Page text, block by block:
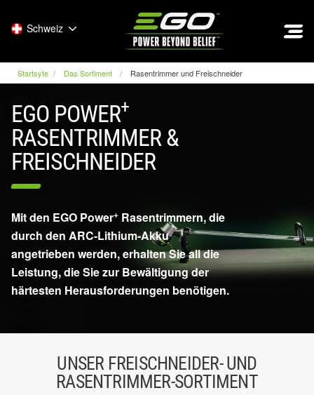
Schweiz
Startsyte Das Sortiment Rasentrimmer und Freischneider
EGO POWER+
RASENTRIMMER &
FREISCHNEIDER
Mit den EGO Power+ Rasentrimmern, die
durch den ARC-Lithium-Akku
angetrieben werden, erhalten Sie all die
Leistung, die Sie zur Bewältigung der
härtesten Herausforderungen benötigen.
UNSER FREISCHNEIDER- UND
RASENTRIMMER-SORTIMENT